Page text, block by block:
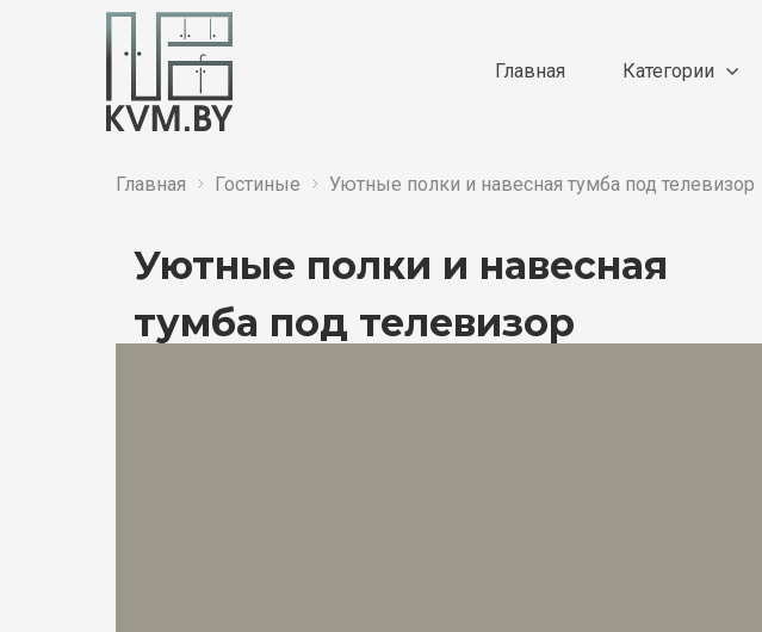
Главная Категории
Уютные полки и навесная
тумба под телевизор
Главная Гостиные Уютные полки и навесная тумба под телевизор